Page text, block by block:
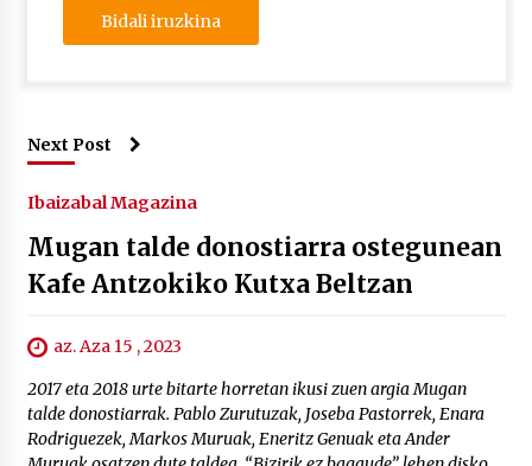
Next Post
Ibaizabal Magazina
Mugan talde donostiarra ostegunean
Kafe Antzokiko Kutxa Beltzan
az. Aza 15 , 2023
2017 eta 2018 urte bitarte horretan ikusi zuen argia Mugan
talde donostiarrak. Pablo Zurutuzak, Joseba Pastorrek, Enara
Rodriguezek, Markos Muruak, Eneritz Genuak eta Ander